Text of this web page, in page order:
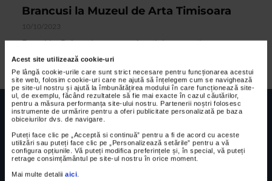
Acest site utilizează cookie-uri
Pe lângă cookie-urile care sunt strict necesare pentru funcționarea acestui
site web, folosim cookie-uri care ne ajută să înțelegem cum se navighează
pe site-ul nostru și ajută la îmbunătățirea modului în care funcționează site-
ul, de exemplu, făcând rezultatele să fie mai exacte în cazul căutărilor,
pentru a măsura performanța site-ului nostru. Partenerii noștri folosesc
instrumente de urmărire pentru a oferi publicitate personalizată pe baza
obiceiurilor dvs. de navigare.
Puteți face clic pe „Acceptă si continuă” pentru a fi de acord cu aceste
utilizări sau puteți face clic pe „Personalizează setările” pentru a vă
configura opțiunile. Vă puteți modifica preferințele și, în special, vă puteți
retrage consimțământul pe site-ul nostru în orice moment.
Mai multe detalii aici
Brancusi la Muzeul de Arta Timisoara
10/10/2023
Expoziția „Brâncuși: surse românești și perspective
universale” s-a deschis la Muzeul Național de Artă din
Timișoara. Este o expoziție care prezintă circa 100 de...
FUNDATIA FILDAS ARTNr inreg registrul special: 4 PJ/ 29.01.2013
Cod fiscal: 9164384Sediu social: Str. Delfinului, Nr. 6, parter Bl. 42,